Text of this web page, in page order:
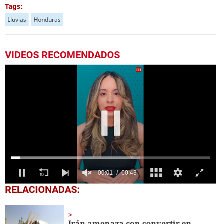
Tags:
Lluvias Honduras
VIDEOS RECOMENDADOS
0
seconds
seconds
RELACIONADAS: